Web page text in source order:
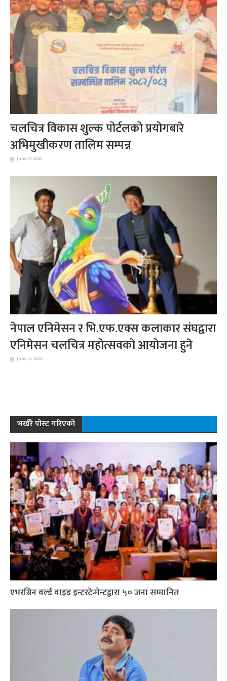
चलचित्र विकास शुल्क पोर्टलको प्रयोगबारे
अभिमुखीकरण तालिम सम्पन्न
June 27, 2026
नेपाल एनिमेसन र भि.एफ.एक्स कलाकार संघद्वारा
एनिमेसन चलचित्र महोत्सवको आयोजना हुने
June 23, 2026
भर्खरै पोस्ट गरिएको
एभरग्रिन वर्ल्ड वाइड इन्टरटेन्मेन्टद्वारा ५० जना सम्मानित